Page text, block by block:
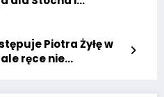
Piotra Żyłę w
ręce nie